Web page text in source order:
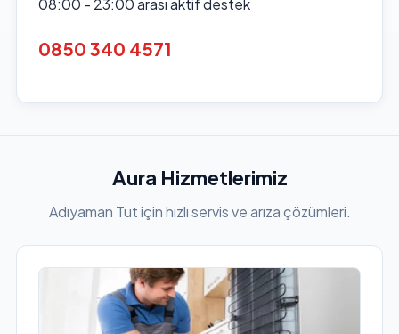
08:00 - 23:00 arası aktif destek
0850 340 4571
Aura Hizmetlerimiz
Adıyaman Tut için hızlı servis ve arıza çözümleri.